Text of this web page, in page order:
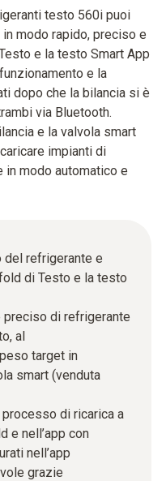
testo 560i puoi
modo rapido, preciso e
e la testo Smart App
e la
dopo che la bilancia si è
via Bluetooth.
e la valvola smart
impianti di
modo automatico e
refrigerante e
di Testo e la testo
preciso di refrigerante
al
target in
smart (venduta
di ricarica a
e nell’app con
nell’app
grazie